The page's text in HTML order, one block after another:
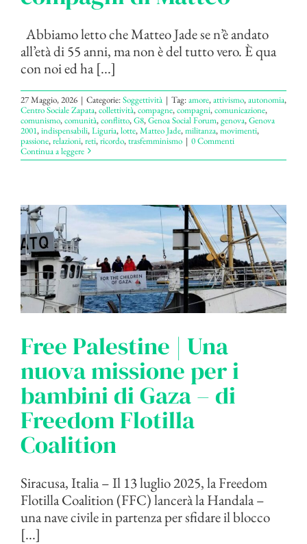
Abbiamo letto che Matteo Jade se n’è andato
all’età di 55 anni, ma non è del tutto vero. È qua
con noi ed ha [...]
27 Maggio, 2026 | Categorie:Soggettività | Tag:amore,attivismo,autonomia,
Centro Sociale Zapata,collettività,compagne,compagni,comunicazione,
comunismo,comunità,conflitto,G8,Genoa Social Forum,genova,Genova
2001,indispensabili,Liguria,lotte,Matteo Jade,militanza,movimenti,
passione,relazioni,reti,ricordo,trasfemminismo | 0 Commenti
Continua a leggere
Free Palestine | Una
nuova missione per i
bambini di Gaza – di
Freedom Flotilla
Coalition
Siracusa, Italia – Il 13 luglio 2025, la Freedom
Flotilla Coalition (FFC) lancerà la Handala –
una nave civile in partenza per sfidare il blocco
[...]